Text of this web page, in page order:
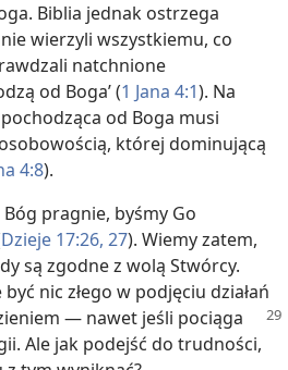
Biblia jednak ostrzega
wierzyli wszystkiemu, co
natchnione
od Boga’ (1 Jana 4:1). Na
od Boga musi
której dominującą
4:8).
pragnie, byśmy Go
Dzieje 17:26, 27). Wiemy zatem,
są zgodne z wolą Stwórcy.
nic złego w podjęciu działań
— nawet jeśli pociąga
Ale jak podejść do trudności,